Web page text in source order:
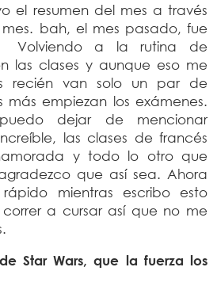
el resumen del mes a través
bah, el mes pasado, fue
Volviendo a la rutina de
las clases y aunque eso me
recién van solo un par de
más empiezan los exámenes.
dejar de mencionar
las clases de francés
y todo lo otro que
que así sea. Ahora
mientras escribo esto
a cursar así que no me
Star Wars, que la fuerza los